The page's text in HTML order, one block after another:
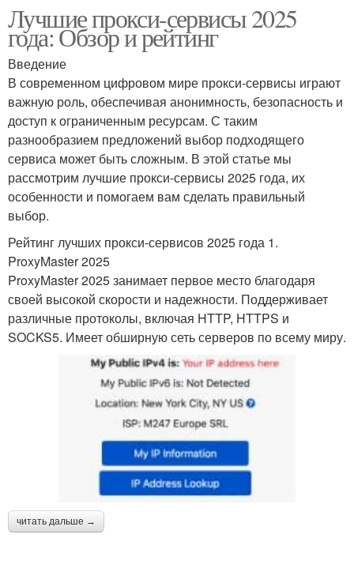
Лучшие прокси-сервисы 2025
года: Обзор и рейтинг
Введение
В современном цифровом мире прокси-сервисы играют
важную роль, обеспечивая анонимность, безопасность и
доступ к ограниченным ресурсам. С таким
разнообразием предложений выбор подходящего
сервиса может быть сложным. В этой статье мы
рассмотрим лучшие прокси-сервисы 2025 года, их
особенности и помогаем вам сделать правильный
выбор.
Рейтинг лучших прокси-сервисов 2025 года 1.
ProxyMaster 2025
ProxyMaster 2025 занимает первое место благодаря
своей высокой скорости и надежности. Поддерживает
различные протоколы, включая HTTP, HTTPS и
SOCKS5. Имеет обширную сеть серверов по всему миру.
читать дальше →